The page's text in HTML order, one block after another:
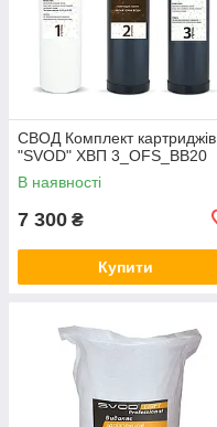
СВОД Комплект картриджів
"SVOD" ХВП 3_OFS_BB20
В наявності
7 300 ₴
Купити